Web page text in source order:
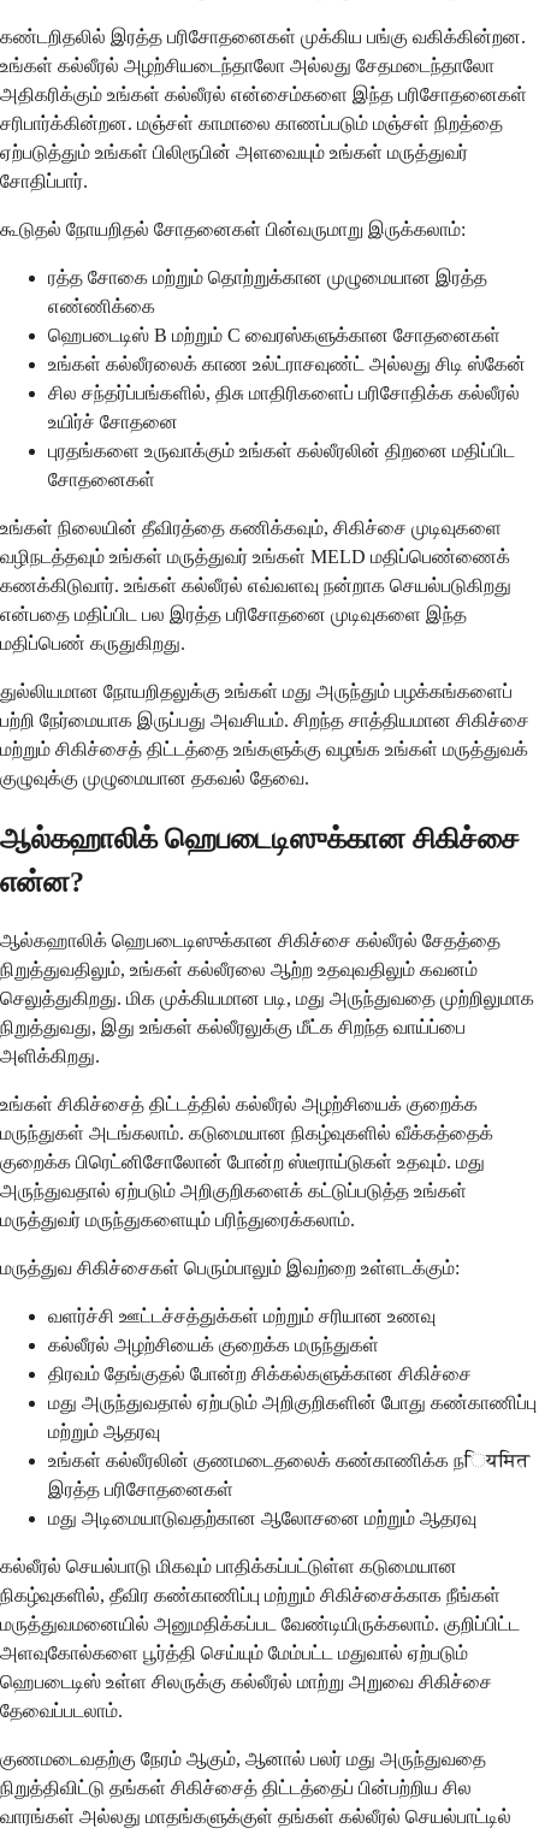
கண்டறிதலில் இரத்த பரிசோதனைகள் முக்கிய பங்கு வகிக்கின்றன.
உங்கள் கல்லீரல் அழற்சியடைந்தாலோ அல்லது சேதமடைந்தாலோ
அதிகரிக்கும் உங்கள் கல்லீரல் என்சைம்களை இந்த பரிசோதனைகள்
சரிபார்க்கின்றன. மஞ்சள் காமாலை காணப்படும் மஞ்சள் நிறத்தை
ஏற்படுத்தும் உங்கள் பிலிரூபின் அளவையும் உங்கள் மருத்துவர்
சோதிப்பார்.
கூடுதல் நோயறிதல் சோதனைகள் பின்வருமாறு இருக்கலாம்:
ரத்த சோகை மற்றும் தொற்றுக்கான முழுமையான இரத்த
எண்ணிக்கை
ஹெபடைடிஸ் B மற்றும் C வைரஸ்களுக்கான சோதனைகள்
உங்கள் கல்லீரலைக் காண உல்ட்ராசவுண்ட் அல்லது சிடி ஸ்கேன்
சில சந்தர்ப்பங்களில், திசு மாதிரிகளைப் பரிசோதிக்க கல்லீரல்
உயிர்ச் சோதனை
புரதங்களை உருவாக்கும் உங்கள் கல்லீரலின் திறனை மதிப்பிட
சோதனைகள்
உங்கள் நிலையின் தீவிரத்தை கணிக்கவும், சிகிச்சை முடிவுகளை
வழிநடத்தவும் உங்கள் மருத்துவர் உங்கள் MELD மதிப்பெண்ணைக்
கணக்கிடுவார். உங்கள் கல்லீரல் எவ்வளவு நன்றாக செயல்படுகிறது
என்பதை மதிப்பிட பல இரத்த பரிசோதனை முடிவுகளை இந்த
மதிப்பெண் கருதுகிறது.
துல்லியமான நோயறிதலுக்கு உங்கள் மது அருந்தும் பழக்கங்களைப்
பற்றி நேர்மையாக இருப்பது அவசியம். சிறந்த சாத்தியமான சிகிச்சை
மற்றும் சிகிச்சைத் திட்டத்தை உங்களுக்கு வழங்க உங்கள் மருத்துவக்
குழுவுக்கு முழுமையான தகவல் தேவை.
ஆல்கஹாலிக் ஹெபடைடிஸுக்கான சிகிச்சை
என்ன?
ஆல்கஹாலிக் ஹெபடைடிஸுக்கான சிகிச்சை கல்லீரல் சேதத்தை
நிறுத்துவதிலும், உங்கள் கல்லீரலை ஆற்ற உதவுவதிலும் கவனம்
செலுத்துகிறது. மிக முக்கியமான படி, மது அருந்துவதை முற்றிலுமாக
நிறுத்துவது, இது உங்கள் கல்லீரலுக்கு மீட்க சிறந்த வாய்ப்பை
அளிக்கிறது.
உங்கள் சிகிச்சைத் திட்டத்தில் கல்லீரல் அழற்சியைக் குறைக்க
மருந்துகள் அடங்கலாம். கடுமையான நிகழ்வுகளில் வீக்கத்தைக்
குறைக்க பிரெட்னிசோலோன் போன்ற ஸ்டீராய்டுகள் உதவும். மது
அருந்துவதால் ஏற்படும் அறிகுறிகளைக் கட்டுப்படுத்த உங்கள்
மருத்துவர் மருந்துகளையும் பரிந்துரைக்கலாம்.
மருத்துவ சிகிச்சைகள் பெரும்பாலும் இவற்றை உள்ளடக்கும்:
வளர்ச்சி ஊட்டச்சத்துக்கள் மற்றும் சரியான உணவு
கல்லீரல் அழற்சியைக் குறைக்க மருந்துகள்
திரவம் தேங்குதல் போன்ற சிக்கல்களுக்கான சிகிச்சை
மது அருந்துவதால் ஏற்படும் அறிகுறிகளின் போது கண்காணிப்பு
மற்றும் ஆதரவு
உங்கள் கல்லீரலின் குணமடைதலைக் கண்காணிக்க நियमित
இரத்த பரிசோதனைகள்
மது அடிமையாடுவதற்கான ஆலோசனை மற்றும் ஆதரவு
கல்லீரல் செயல்பாடு மிகவும் பாதிக்கப்பட்டுள்ள கடுமையான
நிகழ்வுகளில், தீவிர கண்காணிப்பு மற்றும் சிகிச்சைக்காக நீங்கள்
மருத்துவமனையில் அனுமதிக்கப்பட வேண்டியிருக்கலாம். குறிப்பிட்ட
அளவுகோல்களை பூர்த்தி செய்யும் மேம்பட்ட மதுவால் ஏற்படும்
ஹெபடைடிஸ் உள்ள சிலருக்கு கல்லீரல் மாற்று அறுவை சிகிச்சை
தேவைப்படலாம்.
குணமடைவதற்கு நேரம் ஆகும், ஆனால் பலர் மது அருந்துவதை
நிறுத்திவிட்டு தங்கள் சிகிச்சைத் திட்டத்தைப் பின்பற்றிய சில
வாரங்கள் அல்லது மாதங்களுக்குள் தங்கள் கல்லீரல் செயல்பாட்டில்